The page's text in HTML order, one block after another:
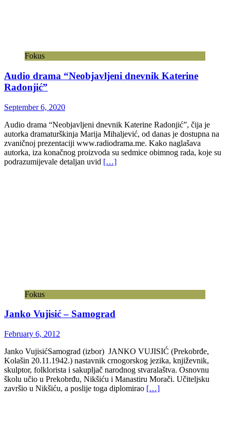
Fokus
Audio drama “Neobjavljeni dnevnik Katerine
Radonjić”
September 6, 2020
Audio drama “Neobjavljeni dnevnik Katerine Radonjić”, čija je
autorka dramaturškinja Marija Mihaljević, od danas je dostupna na
zvaničnoj prezentaciji www.radiodrama.me. Kako naglašava
autorka, iza konačnog proizvoda su sedmice obimnog rada, koje su
podrazumijevale detaljan uvid […]
Fokus
Janko Vujisić – Samograd
February 6, 2012
Janko VujisićSamograd (izbor) JANKO VUJISIĆ (Prekobrđe,
Kolašin 20.11.1942.) nastavnik crnogorskog jezika, književnik,
skulptor, folklorista i sakupljač narodnog stvaralaštva. Osnovnu
školu učio u Prekobrđu, Nikšiću i Manastiru Morači. Učiteljsku
završio u Nikšiću, a poslije toga diplomirao […]